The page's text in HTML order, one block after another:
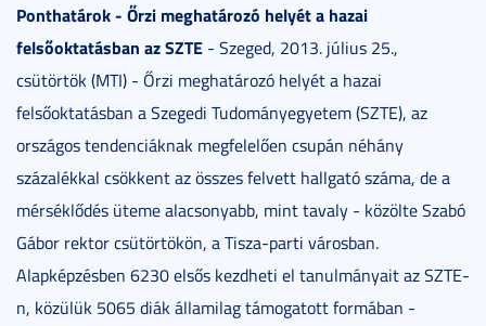
Ponthatárok - Őrzi meghatározó helyét a hazai
felsőoktatásban az SZTE - Szeged, 2013. július 25.,
csütörtök (MTI) - Őrzi meghatározó helyét a hazai
felsőoktatásban a Szegedi Tudományegyetem (SZTE), az
országos tendenciáknak megfelelően csupán néhány
százalékkal csökkent az összes felvett hallgató száma, de a
mérséklődés üteme alacsonyabb, mint tavaly - közölte Szabó
Gábor rektor csütörtökön, a Tisza-parti városban.
Alapképzésben 6230 elsős kezdheti el tanulmányait az SZTE-
n, közülük 5065 diák államilag támogatott formában -